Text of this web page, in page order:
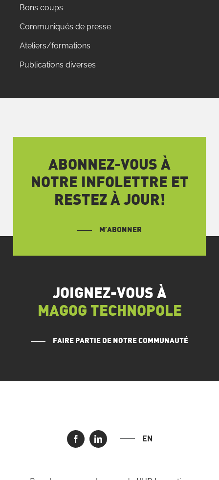
Bons coups
Communiqués de presse
Ateliers/formations
Publications diverses
ABONNEZ-VOUS À
NOTRE INFOLETTRE ET
RESTEZ À JOUR!
M’ABONNER
JOIGNEZ-VOUS À
MAGOG TECHNOPOLE
FAIRE PARTIE DE NOTRE COMMUNAUTÉ
EN